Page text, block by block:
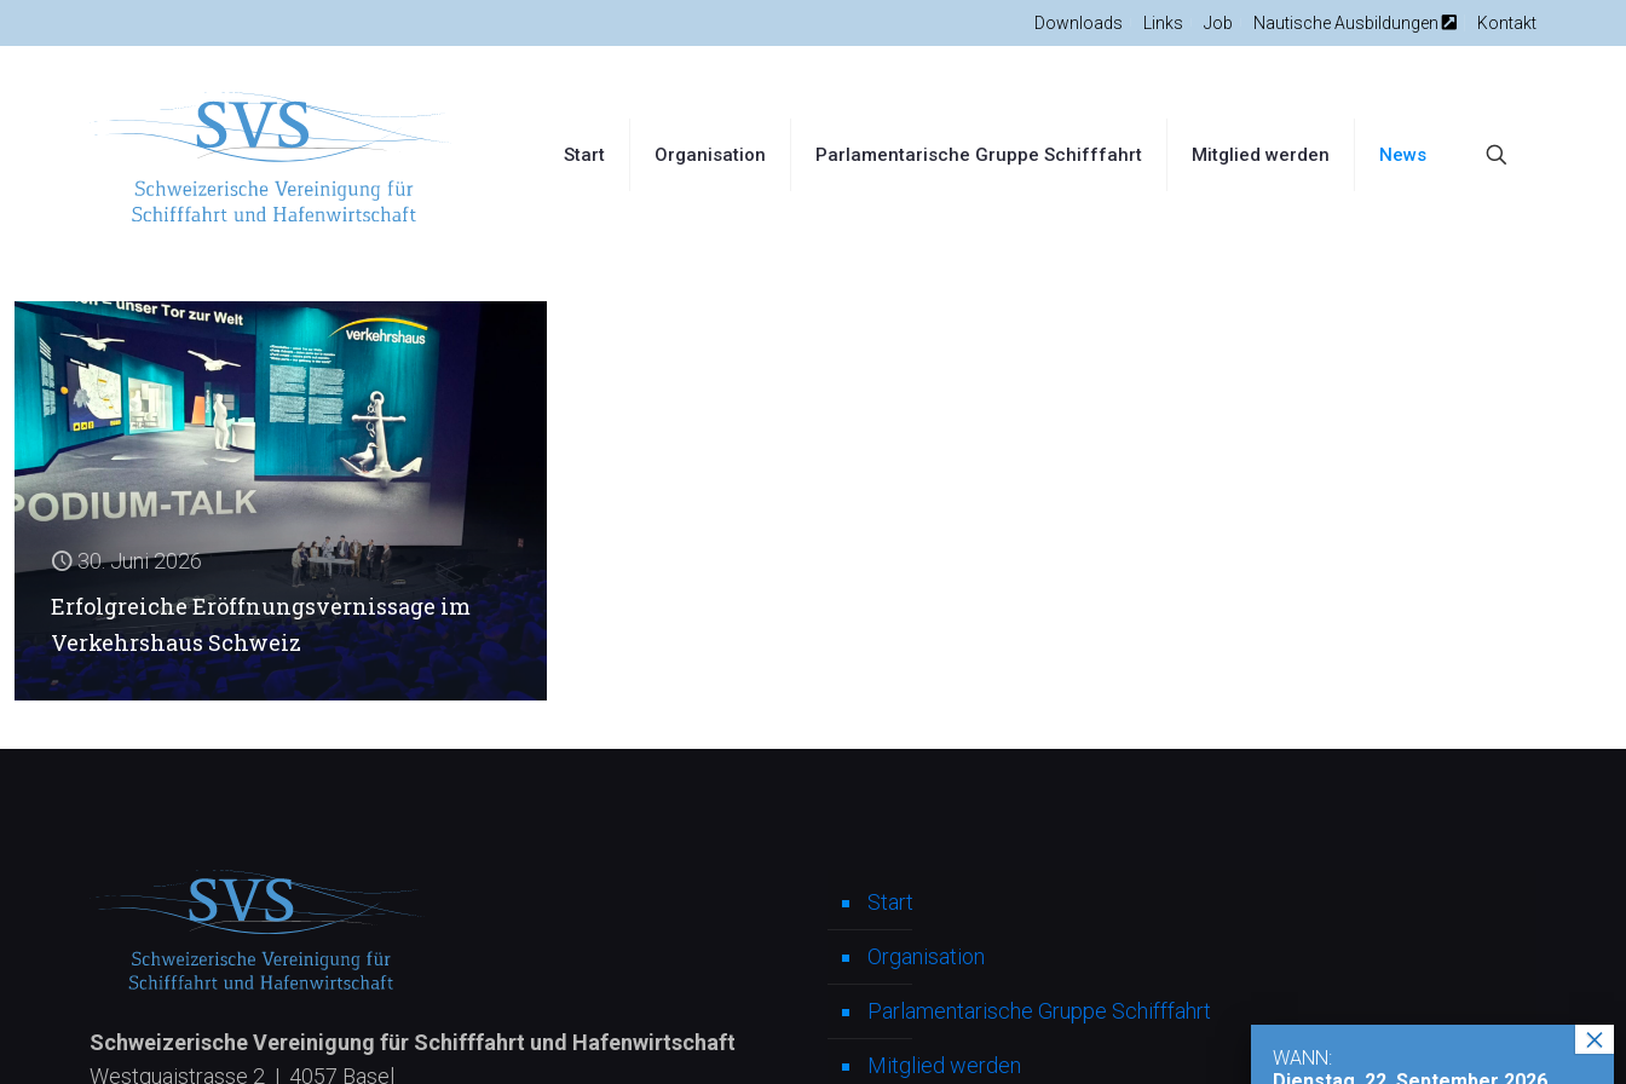
Downloads Links Job Nautische Ausbildungen Kontakt
Start Organisation Parlamentarische Gruppe Schifffahrt Mitglied werden News
30. Juni 2026
Erfolgreiche Eröffnungsvernissage im
Verkehrshaus Schweiz
Schweizerische Vereinigung für Schifffahrt und Hafenwirtschaft
Westquaistrasse 2 | 4057 Basel
Start
Organisation
Parlamentarische Gruppe Schifffahrt
Mitglied werden
WANN: